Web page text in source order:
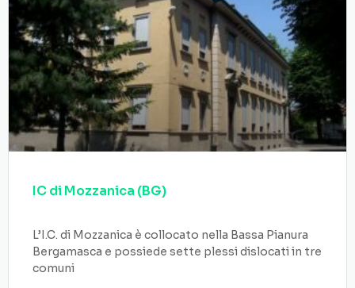
IC di Mozzanica (BG)
L’I.C. di Mozzanica è collocato nella Bassa Pianura
Bergamasca e possiede sette plessi dislocati in tre
comuni